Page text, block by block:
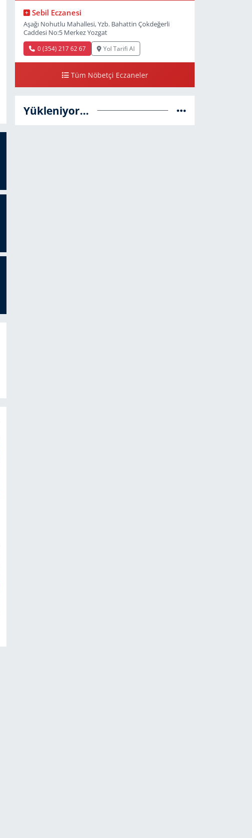
Sebil Eczanesi
Aşağı Nohutlu Mahallesi, Yzb. Bahattin Çokdeğerli
Caddesi No:5 Merkez Yozgat
0 (354) 217 62 67 Yol Tarifi Al
Tüm Nöbetçi Eczaneler
Yükleniyor...